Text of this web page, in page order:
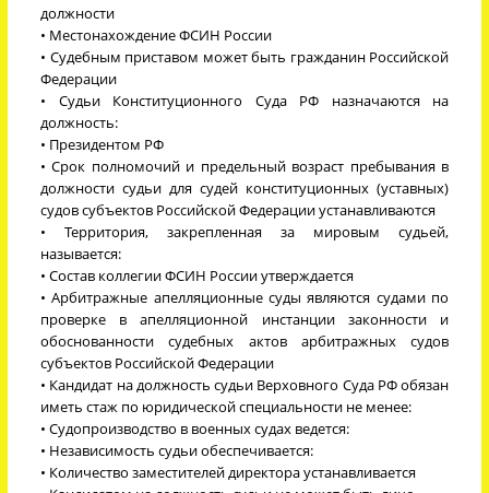
должности
• Местонахождение ФСИН России
• Судебным приставом может быть гражданин Российской
Федерации
• Судьи Конституционного Суда РФ назначаются на
должность:
• Президентом РФ
• Срок полномочий и предельный возраст пребывания в
должности судьи для судей конституционных (уставных)
судов субъектов Российской Федерации устанавливаются
• Территория, закрепленная за мировым судьей,
называется:
• Состав коллегии ФСИН России утверждается
• Арбитражные апелляционные суды являются судами по
проверке в апелляционной инстанции законности и
обоснованности судебных актов арбитражных судов
субъектов Российской Федерации
• Кандидат на должность судьи Верховного Суда РФ обязан
иметь стаж по юридической специальности не менее:
• Судопроизводство в военных судах ведется:
• Независимость судьи обеспечивается:
• Количество заместителей директора устанавливается